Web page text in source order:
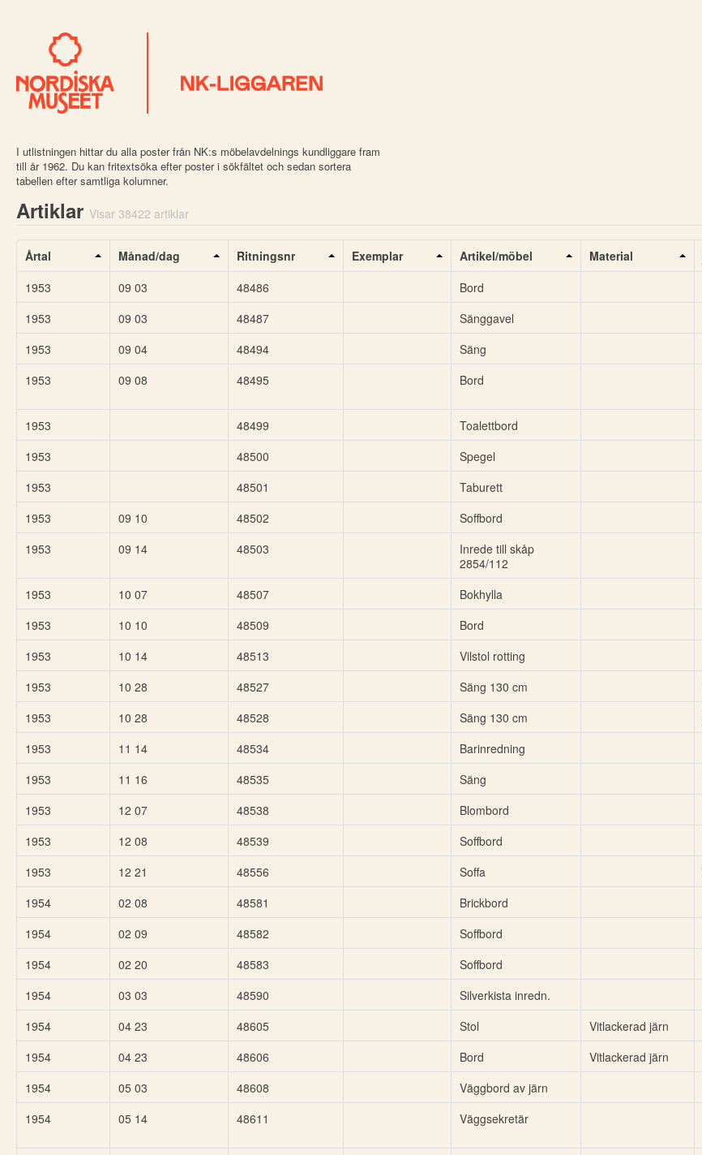
I utlistningen hittar du alla poster från NK:s möbelavdelnings kundliggare fram
till år 1962. Du kan fritextsöka efter poster i sökfältet och sedan sortera
tabellen efter samtliga kolumner.
Artiklar Visar 38422 artiklar
Årtal Månad/dag Ritningsnr Exemplar Artikel/möbel Material
1953
09 03 48486 Bord
1953
09 03 48487 Sänggavel
1953
09 04 48494 Säng
1953
09 08 48495 Bord
1953
48499 Toalettbord
1953
48500 Spegel
1953
48501 Taburett
1953
09 10 48502 Soffbord
1953
09 14 48503
Inrede till skåp
2854/112
1953 10 07 48507 Bokhylla
1953
10 10 48509 Bord
1953
10 14 48513 Vilstol rotting
1953
10 28 48527 Säng 130 cm
1953
10 28 48528 Säng 130 cm
1953
11 14 48534 Barinredning
1953
11 16 48535 Säng
1953
12 07 48538 Blombord
1953
12 08 48539 Soffbord
1953
12 21 48556 Soffa
1954
02 08 48581 Brickbord
1954
02 09 48582 Soffbord
1954
02 20 48583 Soffbord
1954
03 03 48590 Silverkista inredn.
1954
04 23 48605 Stol Vitlackerad järn
1954
04 23 48606 Bord Vitlackerad järn
1954
05 03 48608 Väggbord av järn
1954
05 14 48611 Väggsekretär